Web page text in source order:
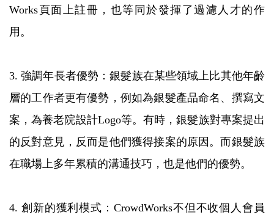
Works頁面上註冊，也等同於發揮了過濾人才的作
用。
3. 強調年長者優勢：銀髮族在某些領域上比其他年齡
層的工作者更有優勢，例如為銀髮產品命名、撰寫文
案，為養老院設計Logo等。有時，銀髮族對專案提出
的反對意見，反而是他們獲得接案的原因。而銀髮族
在職場上多年累積的溝通技巧，也是他們的優勢。
4. 創新的獲利模式：CrowdWorks不但不收個人會員